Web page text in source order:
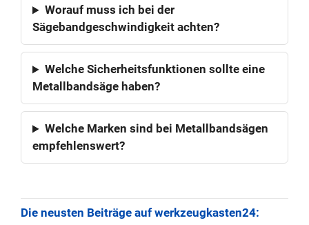
Worauf muss ich bei der
Sägebandgeschwindigkeit achten?
Welche Sicherheitsfunktionen sollte eine
Metallbandsäge haben?
Welche Marken sind bei Metallbandsägen
empfehlenswert?
Die neusten Beiträge auf werkzeugkasten24: